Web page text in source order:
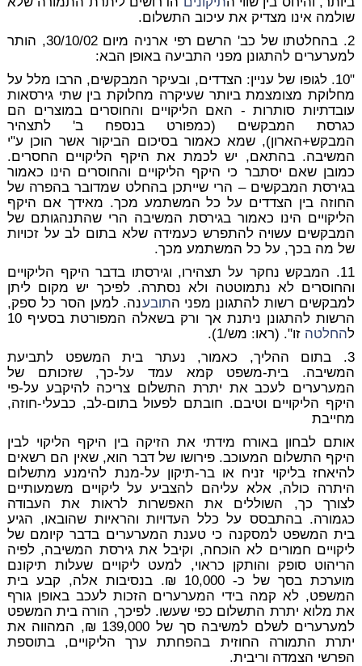
שולמה אינו מצדיק את עיכוב התשלום.
2. בהחלטתו של כב' הרשם רפי ארניה מיום 30/10/02, הותר
למערערים להתגונן מפני התביעה באופן הבא:
"10. לגופו של עניין: הצדדים, ובעיקר המבקשים, הרבו מלל על
מחלוקת מצומצמת ביותר שעיקרה מחלוקת בין שתי גירסאות
עובדתיות סותרות - האם הליקויים והחוסרים במוצרים הם
כגרסת המבקשים (כמפורט בנספח ב' לתצהיר
המבקש+הארון), שמא כאמור בסיכום הביקור אשר הוכן ע"י
המשיבה. בהתאם, יש לכמת את היקף הליקויים החסרים.
כמובן שאם יסתבר כי היקף הליקויים והחוסרים הינו כאמור
בגירסת המבקשים – הרי שייתכן בהחלט שמדובר בהפרה של
החוזה בין הצדדים על כל המשתמע מכך. מאידך אם היקף
הליקויים הינו כאמור בגירסת המשיבה הרי שהתנהגותם של
המבקשים עשויה להתפרש כעמידה שלא בתום לב על זכויות
של מה בכך, על כל המשתמע מכך.
11. המבקש נחקר על תצהירו, וגירסתו בדבר היקף הליקויים
והחוסרים לא נתמוטטה ולא נסתרה. לפיכך יש מקום ליתן
למבקשים רשות להתגונן מפני התובענה. למען הסר כל ספק,
הרשות להתגונן ניתנת אך ורק בשאלה המפורטת בסעיף 10
להחלטה זו". (ראו: מש/1).
3. בתום ההליך, כאמור, נעתר בית המשפט לתביעת
המשיבה. בית-משפט קמא עמד על-כך, שזכותם של
המערערים לעכב את יתרת התשלום צריכה להיקבע על-פי
היקף הליקויים וטיבם. חובתם לפעול בתום-לב, כבעלי-חוזה,
מחייבת
אותם לבחון באורח מידתי את הזיקה בין היקף הליקוי לבין
היקף התשלום המעוכב. פירושו של דבר הוא, שאין הם רשאים
להיאחז בליקוי זניח או בר-תיקון על-מנת להימנע מתשלום
היתרה כולה, אלא עליהם להצביע על ליקויים משמעותיים
לצורך כך, השוללים את האפשרות לראות את העבודה
כגמורה. בהתבסס על כלל העדויות והראיות שהובאו, הגיע
בית המשפט למסקנה כי טענת המערערים בדבר קיומם של
ליקויים חמורים לא הוכחה, וקיבל את גירסת המשיבה, לפיה
הריהוט סופק והותקן כראוי, למעט ליקויים שעלות תיקונם
מוערכת בסך של כ- 10,000 ₪. בנסיבות אלה, קבע בית
המשפט, לא קמה בידי המערערים הזכות לעכב באופן גורף
את מלוא יתרת התשלום כפי שעשו. לפיכך, הורה בית המשפט
למערערים לשלם למשיבה סך של 139,000 ₪, המהווה את
יתרת התמורה החוזית בהפחתת ערך הליקויים, בתוספת
הפרשי הצמדה וריבית.